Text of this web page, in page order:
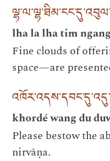
lha la lha tim
Fine clouds of
space—are
khordé wang du
Please bestow the
nirvāṇa.